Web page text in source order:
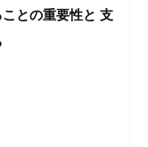
との重要性と 支